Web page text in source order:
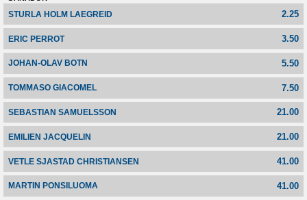
STURLA HOLM LAEGREID 2.25
ERIC PERROT 3.50
JOHAN-OLAV BOTN 5.50
TOMMASO GIACOMEL 7.50
SEBASTIAN SAMUELSSON 21.00
EMILIEN JACQUELIN 21.00
VETLE SJASTAD CHRISTIANSEN 41.00
MARTIN PONSILUOMA 41.00